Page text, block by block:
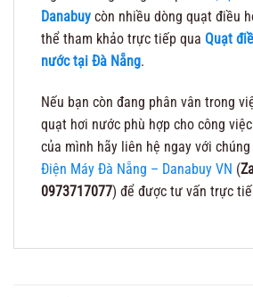
Danabuy còn nhiều dòng quạt điều
thể tham khảo trực tiếp qua Quạt
nước tại Đà Nẵng.
Nếu bạn còn đang phân vân trong
quạt hơi nước phù hợp cho công
của mình hãy liên hệ ngay với
Điện Máy Đà Nẵng – Danabuy VN (
0973717077) để được tư vấn trực